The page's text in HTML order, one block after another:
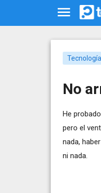
No
He
pero el
nada,
ni nada.